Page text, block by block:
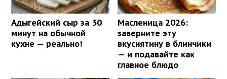
Адыгейский сыр за 30
минут на обычной
кухне — реально!
Масленица 2026:
заверните эту
вкуснятину в блинчики
— и подавайте как
главное блюдо